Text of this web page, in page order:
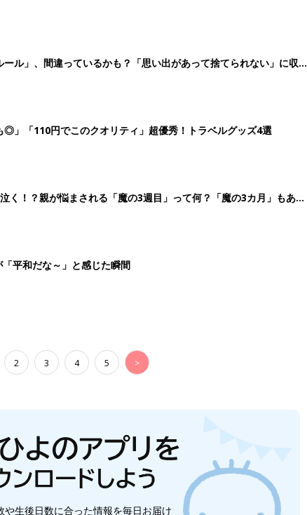
2 3 4 5 >